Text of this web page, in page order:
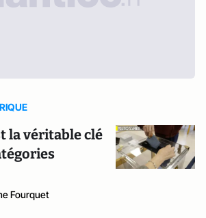
la véritable clé
Fourquet